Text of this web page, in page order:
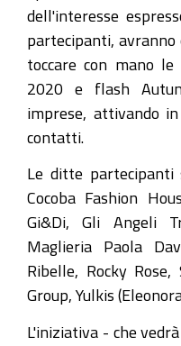
dell'interesse
partecipanti, avranno
toccare con mano le
2020 e flash
imprese, attivando
contatti.
Le ditte partecipanti
Cocoba Fashion
Gi&Di, Gli Angeli
Maglieria Paola
Ribelle, Rocky
Group, Yulkis
L'iniziativa - che